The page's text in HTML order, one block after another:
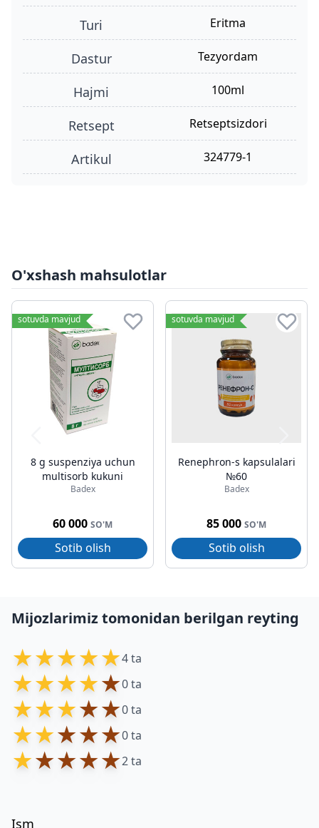
turi
eritma
dastur tezyordam
hajmi 100ml
retsept retseptsizdori
Artikul 324779-1
O'xshash mahsulotlar
sotuvda mavjud
8 g suspenziya uchun
multisorb kukuni
Badex
60 000 SO'M
Sotib olish
sotuvda mavjud
Renephron-s kapsulalari
№60
Badex
85 000 SO'M
Sotib olish
Mijozlarimiz tomonidan berilgan reyting
★★★★★4 ta
★★★★★0 ta
★★★★★0 ta
★★★★★0 ta
★★★★★2 ta
Ism